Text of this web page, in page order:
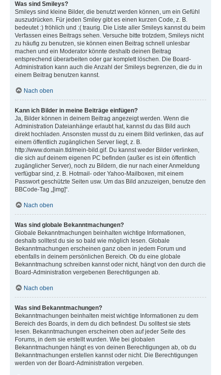
Was sind Smileys?
Smileys sind kleine Bilder, die benutzt werden können, um ein Gefühl
auszudrücken. Für jeden Smiley gibt es einen kurzen Code, z. B.
bedeutet :) fröhlich und :( traurig. Die Liste aller Smileys kannst du beim
Verfassen eines Beitrags sehen. Versuche bitte trotzdem, Smileys nicht
zu häufig zu benutzen, sie können einen Beitrag schnell unlesbar
machen und ein Moderator könnte deshalb deinen Beitrag
entsprechend überarbeiten oder gar komplett löschen. Die Board-
Administration kann auch die Anzahl der Smileys begrenzen, die du in
einem Beitrag benutzen kannst.
Nach oben
Kann ich Bilder in meine Beiträge einfügen?
Ja, Bilder können in deinem Beitrag angezeigt werden. Wenn die
Administration Dateianhänge erlaubt hat, kannst du das Bild auch
direkt hochladen. Ansonsten musst du zu einem Bild verlinken, das auf
einem öffentlich zugänglichen Server liegt, z. B.
http://www.domain.tld/mein-bild.gif. Du kannst weder Bilder verlinken,
die sich auf deinem eigenen PC befinden (außer es ist ein öffentlich
zugänglicher Server), noch zu Bildern, die nur nach einer Anmeldung
verfügbar sind, z. B. Hotmail- oder Yahoo-Mailboxen, mit einem
Passwort geschützte Seiten usw. Um das Bild anzuzeigen, benutze den
BBCode-Tag „[img]“.
Nach oben
Was sind globale Bekanntmachungen?
Globale Bekanntmachungen beinhalten wichtige Informationen,
deshalb solltest du sie so bald wie möglich lesen. Globale
Bekanntmachungen erscheinen ganz oben in jedem Forum und
ebenfalls in deinem persönlichen Bereich. Ob du eine globale
Bekanntmachung schreiben kannst oder nicht, hängt von den durch die
Board-Administration vergebenen Berechtigungen ab.
Nach oben
Was sind Bekanntmachungen?
Bekanntmachungen beinhalten meist wichtige Informationen zu dem
Bereich des Boards, in dem du dich befindest. Du solltest sie stets
lesen. Bekanntmachungen erscheinen oben auf jeder Seite des
Forums, in dem sie erstellt wurden. Wie bei globalen
Bekanntmachungen hängt es von deinen Berechtigungen ab, ob du
Bekanntmachungen erstellen kannst oder nicht. Die Berechtigungen
werden von der Board-Administration vergeben.